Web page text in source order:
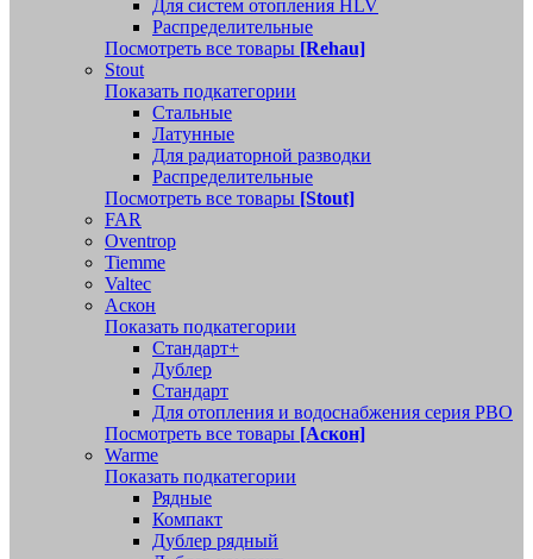
Для систем отопления HLV
Распределительные
Посмотреть все товары [Rehau]
Stout
Показать подкатегории
Стальные
Латунные
Для радиаторной разводки
Распределительные
Посмотреть все товары [Stout]
FAR
Oventrop
Tiemme
Valtec
Аскон
Показать подкатегории
Стандарт+
Дублер
Стандарт
Для отопления и водоснабжения серия РВО
Посмотреть все товары [Аскон]
Warme
Показать подкатегории
Рядные
Компакт
Дублер рядный